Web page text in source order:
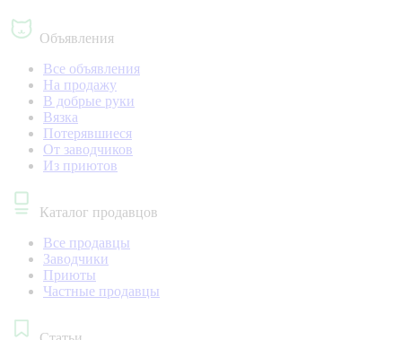
Объявления
Все объявления
На продажу
В добрые руки
Вязка
Потерявшиеся
От заводчиков
Из приютов
Каталог продавцов
Все продавцы
Заводчики
Приюты
Частные продавцы